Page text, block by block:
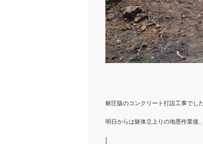
耐圧版のコンクリート打設工事でした
明日からは躯体立上りの地墨作業後
]